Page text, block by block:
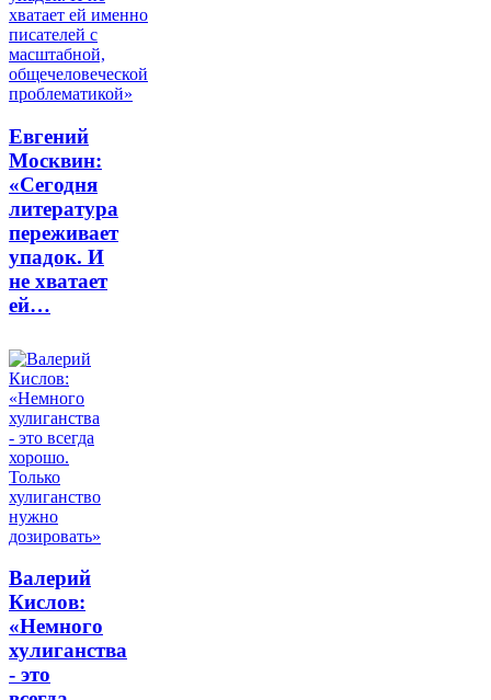
Евгений
Москвин:
«Сегодня
литература
переживает
упадок. И
не хватает
ей…
Валерий
Кислов:
«Немного
хулиганства
- это